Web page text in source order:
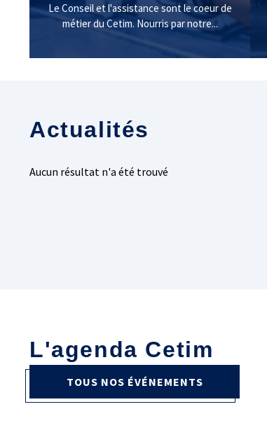
Le Conseil et l'assistance sont le coeur de
métier du Cetim. Nourris par notre...
Actualités
Aucun résultat n'a été trouvé
L'agenda Cetim
TOUS NOS ÉVÉNEMENTS